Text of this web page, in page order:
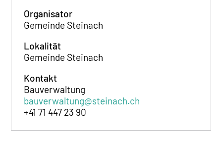
Organisator
Gemeinde Steinach
Lokalität
Gemeinde Steinach
Kontakt
Bauverwaltung
bauverwaltung@steinach.ch
+41 71 447 23 90